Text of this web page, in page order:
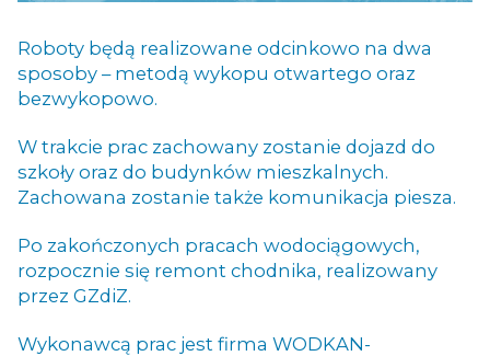
Roboty będą realizowane odcinkowo na dwa
sposoby – metodą wykopu otwartego oraz
bezwykopowo.
W trakcie prac zachowany zostanie dojazd do
szkoły oraz do budynków mieszkalnych.
Zachowana zostanie także komunikacja piesza.
Po zakończonych pracach wodociągowych,
rozpocznie się remont chodnika, realizowany
przez GZdiZ.
Wykonawcą prac jest firma WODKAN-